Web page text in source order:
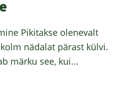
Pikitakse olenevalt
nädalat pärast külvi.
märku see, kui...